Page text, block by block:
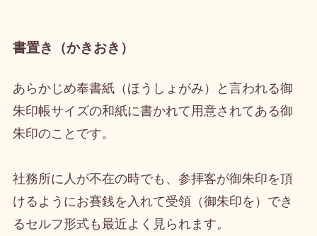
書置き（かきおき）
あらかじめ奉書紙（ほうしょがみ）と言われる御
朱印帳サイズの和紙に書かれて用意されてある御
朱印のことです。
社務所に人が不在の時でも、参拝客が御朱印を頂
けるようにお賽銭を入れて受領（御朱印を）でき
るセルフ形式も最近よく見られます。